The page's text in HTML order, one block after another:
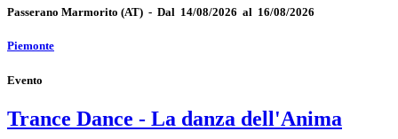
Passerano Marmorito (AT) - Dal 14/08/2026 al 16/08/2026
Piemonte
Evento
Trance Dance - La danza dell'Anima